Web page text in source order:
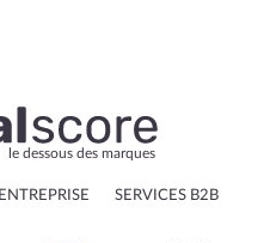
le dessous des marques
SERVICES B2B